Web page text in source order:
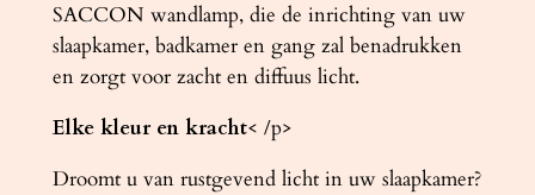
SACCON wandlamp, die de inrichting van uw
slaapkamer, badkamer en gang zal benadrukken
en zorgt voor zacht en diffuus licht.
Elke kleur en kracht< /p>
Droomt u van rustgevend licht in uw slaapkamer?